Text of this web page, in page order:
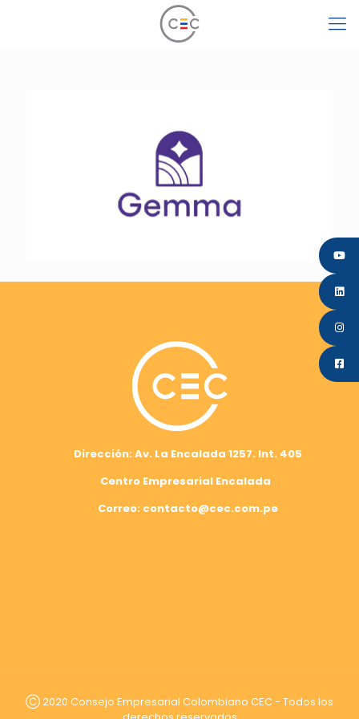
Dirección: Av. La Encalada 1257. Int. 405
Centro Empresarial Encalada
Correo: contacto@cec.com.pe
Ⓒ 2020 Consejo Empresarial Colombiano CEC - Todos los